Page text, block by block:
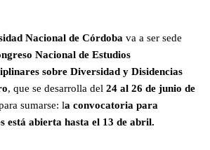
Nacional de Córdoba va a ser sede
Nacional de Estudios
sobre Diversidad y Disidencias
, que se desarrolla del 24 al 26 de junio de
sumarse: la convocatoria para
está abierta hasta el 13 de abril.